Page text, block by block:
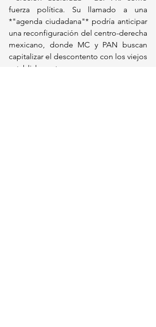
fuerza política. Su llamado a una
*"agenda ciudadana"* podría anticipar
una reconfiguración del centro-derecha
mexicano, donde MC y PAN buscan
capitalizar el descontento con los viejos
establishment.